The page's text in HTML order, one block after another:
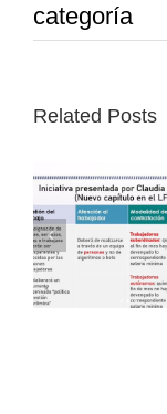
categoría
Related Posts